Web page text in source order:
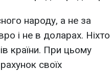
народу, а не за
і не в доларах. Ніхто
країни. При цьому
своїх